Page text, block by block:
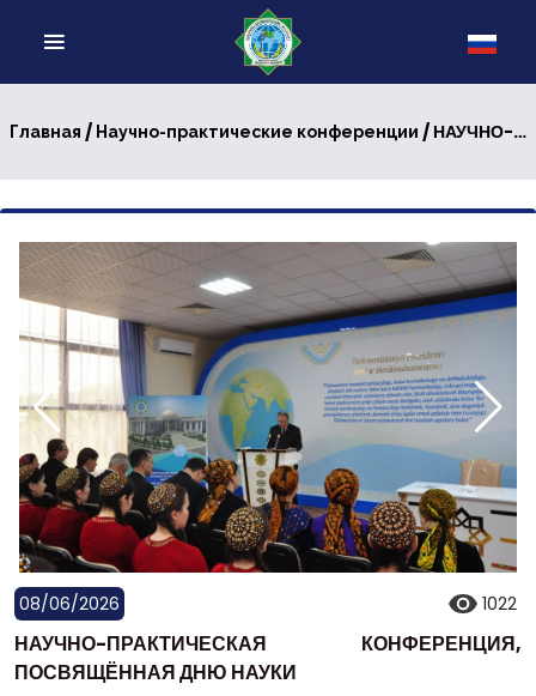
Главная / Научно-практические конференции / НАУЧНО-ПРАКТИЧЕСКАЯ КОНФЕРЕНЦИЯ, ПОСВЯЩЁННАЯ ДНЮ НАУКИ
08/06/2026 1022
НАУЧНО-ПРАКТИЧЕСКАЯ КОНФЕРЕНЦИЯ,
ПОСВЯЩЁННАЯ ДНЮ НАУКИ